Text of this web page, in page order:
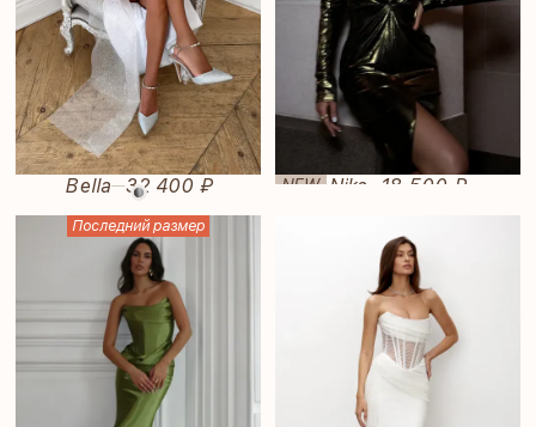
Bella—32 400 ₽ NEW Nika 18 500 ₽
Последний размер